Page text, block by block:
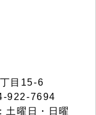
目15-6
922-7694
土曜日・日曜